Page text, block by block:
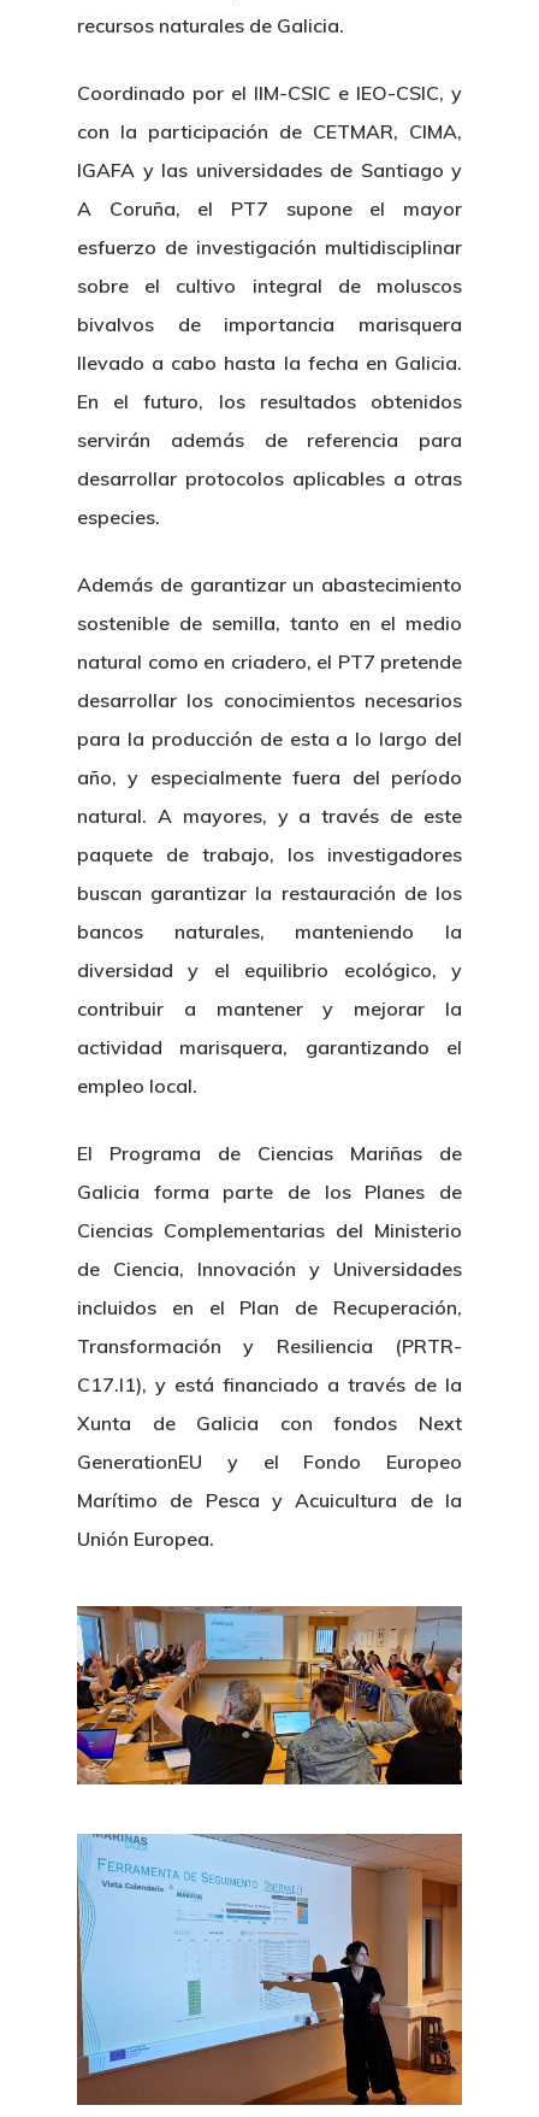
recursos naturales de Galicia.
Coordinado por el IIM-CSIC e IEO-CSIC, y
con la participación de CETMAR, CIMA,
IGAFA y las universidades de Santiago y
A Coruña, el PT7 supone el mayor
esfuerzo de investigación multidisciplinar
sobre el cultivo integral de moluscos
bivalvos de importancia marisquera
llevado a cabo hasta la fecha en Galicia.
En el futuro, los resultados obtenidos
servirán además de referencia para
desarrollar protocolos aplicables a otras
especies.
Además de garantizar un abastecimiento
sostenible de semilla, tanto en el medio
natural como en criadero, el PT7 pretende
desarrollar los conocimientos necesarios
para la producción de esta a lo largo del
año, y especialmente fuera del período
natural. A mayores, y a través de este
paquete de trabajo, los investigadores
buscan garantizar la restauración de los
bancos naturales, manteniendo la
diversidad y el equilibrio ecológico, y
contribuir a mantener y mejorar la
actividad marisquera, garantizando el
empleo local.
El Programa de Ciencias Mariñas de
Galicia forma parte de los Planes de
Ciencias Complementarias del Ministerio
de Ciencia, Innovación y Universidades
incluidos en el Plan de Recuperación,
Transformación y Resiliencia (PRTR-
C17.I1), y está financiado a través de la
Xunta de Galicia con fondos Next
GenerationEU y el Fondo Europeo
Marítimo de Pesca y Acuicultura de la
Unión Europea.